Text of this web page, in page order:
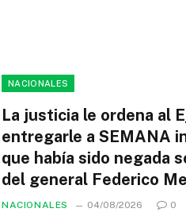
NACIONALES
La justicia le ordena al
entregarle a SEMANA
que había sido negada
del general Federico
NACIONALES 04/08/2026 0